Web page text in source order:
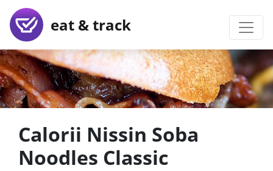
eat & track
Calorii Nissin Soba
Noodles Classic